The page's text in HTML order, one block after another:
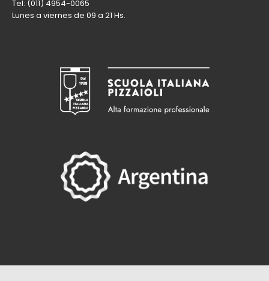
Tel: (011) 4954-0065
Lunes a viernes de 09 a 21 Hs.